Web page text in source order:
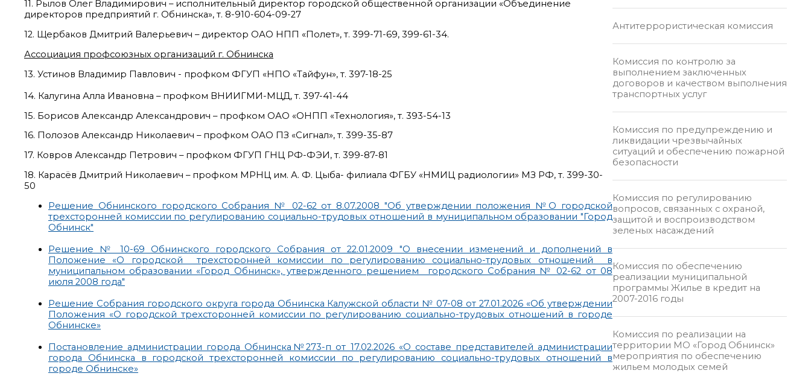
11. Рылов Олег Владимирович – исполнительный директор городской общественной организации «Объединение
директоров предприятий г. Обнинска», т. 8-910-604-09-27
12. Щербаков Дмитрий Валерьевич – директор ОАО НПП «Полет», т. 399-71-69, 399-61-34.
Ассоциация профсоюзных организаций г. Обнинска
13. Устинов Владимир Павлович - профком ФГУП «НПО «Тайфун», т. 397-18-25
14. Калугина Алла Ивановна – профком ВНИИГМИ-МЦД, т. 397-41-44
15. Борисов Александр Александрович – профком ОАО «ОНПП «Технология», т. 393-54-13
16. Полозов Александр Николаевич – профком ОАО ПЗ «Сигнал», т. 399-35-87
17. Ковров Александр Петрович – профком ФГУП ГНЦ РФ-ФЭИ, т. 399-87-81
18. Карасёв Дмитрий Николаевич – профком МРНЦ им. А. Ф. Цыба- филиала ФГБУ «НМИЦ радиологии» МЗ РФ, т. 399-30-
50
Решение Обнинского городского Собрания № 02-62 от 8.07.2008 "Об утверждении положения №О городской
трехсторонней комиссии по регулированию социально-трудовых отношений в муниципальном образовании "Город
Обнинск"
Решение № 10-69 Обнинского городского Собрания от 22.01.2009 "О внесении изменений и дополнений в
Положение «О городской трехсторонней комиссии по регулированию социально-трудовых отношений в
муниципальном образовании «Город Обнинск», утвержденного решением городского Собрания № 02-62 от 08
июля 2008 года"
Решение Собрания городского округа города Обнинска Калужской области № 07-08 от 27.01.2026 «Об утверждении
Положения «О городской трехсторонней комиссии по регулированию социально-трудовых отношений в городе
Обнинске»
Постановление администрации города Обнинска№273-п от 17.02.2026 «О составе представителей администрации
города Обнинска в городской трехсторонней комиссии по регулированию социально-трудовых отношений в
городе Обнинске»
Антитеррористическая комиссия
Комиссия по контролю за
выполнением заключенных
договоров и качеством выполнения
транспортных услуг
Комиссия по предупреждению и
ликвидации чрезвычайных
ситуаций и обеспечению пожарной
безопасности
Комиссия по регулированию
вопросов, связанных с охраной,
защитой и воспроизводством
зеленых насаждений
Комиссия по обеспечению
реализации муниципальной
программы Жилье в кредит на
2007-2016 годы
Комиссия по реализации на
территории МО «Город Обнинск»
мероприятия по обеспечению
жильем молодых семей